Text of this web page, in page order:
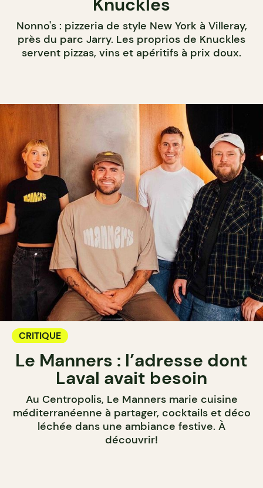
Nonno's : pizzeria de style New York à Villeray,
près du parc Jarry. Les proprios de Knuckles
servent pizzas, vins et apéritifs à prix doux.
CRITIQUE
Le Manners : l’adresse dont
Laval avait besoin
Au Centropolis, Le Manners marie cuisine
méditerranéenne à partager, cocktails et déco
léchée dans une ambiance festive. À
découvrir!